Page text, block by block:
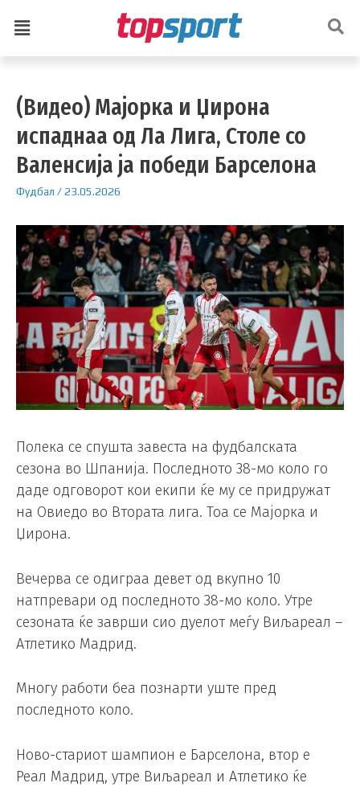
(Видео) Мајорка и Џирона
испаднаа од Ла Лига, Столе со
Валенсија ја победи Барселона
Фудбал /23.05.2026
Полека се спушта завеста на фудбалската
сезона во Шпанија. Последното 38-мо коло го
даде одговорот кои екипи ќе му се придружат
на Овиедо во Втората лига. Тоа се Мајорка и
Џирона.
Вечерва се одиграа девет од вкупно 10
натпревари од последното 38-мо коло. Утре
сезоната ќе заврши сио дуелот меѓу Виљареал –
Атлетико Мадрид.
Многу работи беа познарти уште пред
последното коло.
Ново-стариот шампион е Барселона, втор е
Реал Мадрид, утре Виљареал и Атлетико ќе